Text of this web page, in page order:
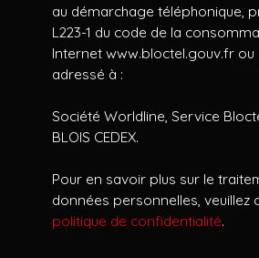
au démarchage téléphonique,
L223-1 du code de la
Internet www.bloctel.gouv.fr
adressé à :
Société Worldline, Service
BLOIS CEDEX.
Pour en savoir plus sur le
données personnelles, veuillez
politique de confidentialité.